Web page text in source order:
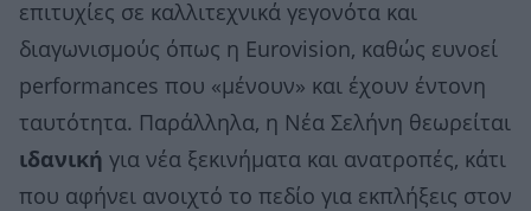
επιτυχίες σε καλλιτεχνικά γεγονότα και
διαγωνισμούς όπως η Eurovision, καθώς ευνοεί
performances που «μένουν» και έχουν έντονη
ταυτότητα. Παράλληλα, η Νέα Σελήνη θεωρείται
ιδανική για νέα ξεκινήματα και ανατροπές, κάτι
που αφήνει ανοιχτό το πεδίο για εκπλήξεις στον